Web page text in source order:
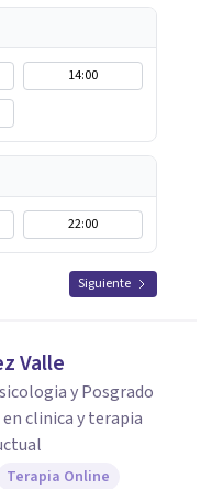
14:00
22:00
Siguiente
Valle
y Posgrado
clinica y terapia
Terapia Online